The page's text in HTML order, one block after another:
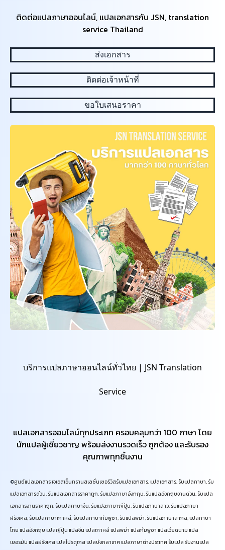
ติดต่อแปลภาษาออนไลน์, แปลเอกสารกับ JSN, translation
service Thailand
ส่งเอกสาร
ติดต่อเจ้าหน้าที่
ขอใบเสนอราคา
บริการแปลภาษาออนไลน์ทั่วไทย | JSN Translation
Service
แปลเอกสารออนไลน์ทุกประเภท ครอบคลุมกว่า 100 ภาษา โดย
นักแปลผู้เชี่ยวชาญ พร้อมส่งงานรวดเร็ว ถูกต้อง และรับรอง
คุณภาพทุกชิ้นงาน
©ศูนย์แปลเอกสาร เจเอสเอ็นทรานสเลชั่นเซอร์วิสรับแปลเอกสาร, แปลเอกสาร, รับแปลภาษา, รับ
แปลเอกสารด่วน, รับแปลเอกสารราคาถูก, รับแปลภาษาอังกฤษ, รับแปลอังกฤษงานด่วน, รับแปล
เอกสารงานราคาถูก, รับแปลภาษาจีน, รับแปลภาษาญี่ปุ่น, รับแปลภาษาลาว, รับแปลภาษา
ฝรั่งเศส, รับแปลภาษาเกาหลี, รับแปลภาษากัมพูชา, รับแปลพม่า, รับแปลภาษาสากล, แปลภาษา
ไทย แปลอังกฤษ แปลญี่ปุ่น แปลจีน แปลเกาหลี แปลพม่า แปลกัมพูชา แปลเวียดนาม แปล
เยอรมัน แปลฝรั่งเศส แปลโปรตุเกส แปลบังกลาเทศ แปลภาษาต่างประเทศ รับแปล รับงานแปล